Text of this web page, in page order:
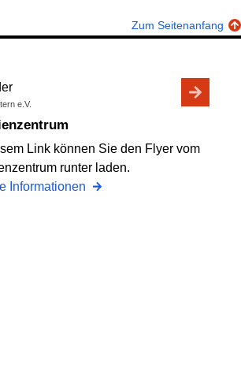
Zum Seitenanfang
e.V.
Link können Sie den Flyer vom
runter laden.
Informationen